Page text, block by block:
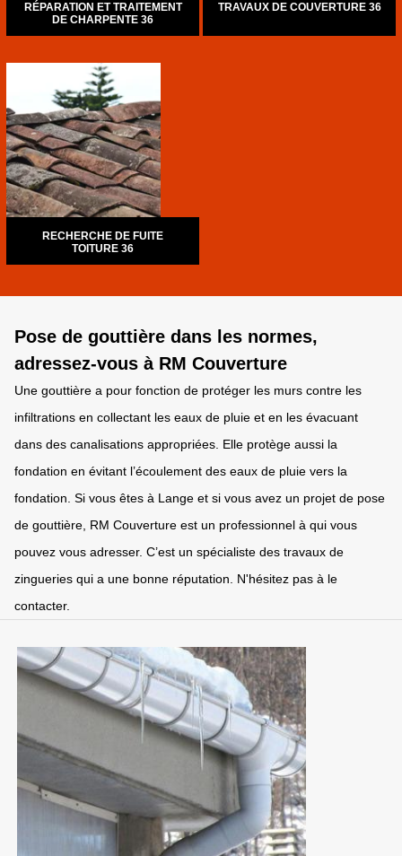
RÉPARATION ET TRAITEMENT
DE CHARPENTE 36
TRAVAUX DE COUVERTURE 36
RECHERCHE DE FUITE
TOITURE 36
Pose de gouttière dans les normes,
adressez-vous à RM Couverture
Une gouttière a pour fonction de protéger les murs contre les
infiltrations en collectant les eaux de pluie et en les évacuant
dans des canalisations appropriées. Elle protège aussi la
fondation en évitant l’écoulement des eaux de pluie vers la
fondation. Si vous êtes à Lange et si vous avez un projet de pose
de gouttière, RM Couverture est un professionnel à qui vous
pouvez vous adresser. C’est un spécialiste des travaux de
zingueries qui a une bonne réputation. N'hésitez pas à le
contacter.